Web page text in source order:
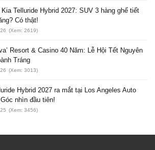
Kia Telluride Hybrid 2027: SUV 3 hàng ghế tiết
Có thật!
(Xem: 2619)
Resort & Casino 40 Năm: Lễ Hội Tết Nguyên
Tráng
(Xem: 3013)
Hybrid 2027 ra mắt tại Los Angeles Auto
nhìn đầu tiên!
(Xem: 3456)